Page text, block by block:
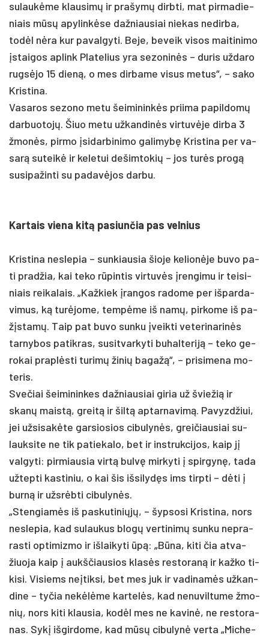
su­laukė­me klau­simų ir pra­šymų dirb­ti, mat pir­ma­die­
niais mūsų apy­linkė­se daž­niau­siai nie­kas ne­dir­ba,
todėl nėra kur pa­val­gy­ti. Be­je, be­veik vi­sos mai­ti­ni­mo
įstai­gos ap­link Pla­te­lius yra se­zo­ninės – du­ris už­da­ro
rugsė­jo 15 dieną, o mes dir­ba­me vi­sus me­tus“, – sa­ko
Kris­ti­na.
Va­sa­ros se­zo­no me­tu šei­mi­ninkės prii­ma pa­pil­domų
dar­buo­tojų. Šiuo me­tu už­kan­dinės vir­tuvė­je dir­ba 3
žmonės, pir­mo įsi­dar­bi­ni­mo ga­li­mybę Kris­ti­na per va­
sarą su­teikė ir ke­le­tui de­šim­to­kių – jos turės pro­gą
su­si­pa­žin­ti su pa­davė­jos dar­bu.
Kar­tais vie­na kitą pa­siun­čia pas vel­nius
Kris­ti­na ne­sle­pia – sun­kiau­sia šio­je ke­lionė­je bu­vo pa­
ti pra­džia, kai te­ko rūpin­tis vir­tuvės įren­gi­mu ir tei­si­
niais rei­ka­lais. „Kaž­kiek įran­gos ra­do­me per iš­par­da­
vi­mus, ką turė­jo­me, tempė­me iš namų, pir­ko­me iš pa­
žįstamų. Taip pat bu­vo sun­ku įveik­ti ve­te­ri­na­rinės
tar­ny­bos pa­tik­ras, su­si­tvar­ky­ti bu­hal­te­riją – te­ko ge­
ro­kai pra­plėsti tu­rimų ži­nių ba­gažą“, – pri­si­me­na mo­
te­ris.
Sve­čiai šei­mi­nin­kes daž­niau­siai gi­ria už švie­žią ir
skanų maistą, greitą ir šiltą ap­tar­na­vimą. Pa­vyzd­žiui,
jei už­si­sakė­te gar­sio­sios ci­bu­lynės, grei­čiau­siai su­
lauk­si­te ne tik pa­tie­ka­lo, bet ir inst­ruk­ci­jos, kaip jį
val­gy­ti: pir­miau­sia virtą bulvę mir­ky­ti į spir­gynę, ta­da
už­tep­ti kas­ti­niu, o kai šis iš­si­lydęs ims tirp­ti – dėti į
burną ir užsrėb­ti ci­bu­lynės.
„Sten­giamės iš pa­sku­ti­niųjų, – šyp­so­si Kris­ti­na, nors
ne­sle­pia, kad su­lau­kus blogų ver­ti­nimų sun­ku ne­pra­
ras­ti op­ti­miz­mo ir iš­lai­ky­ti ūpą: „Būna, ki­ti čia at­va­
žiuo­ja kaip į aukš­čiau­sios klasės res­to­raną ir kaž­ko ti­
ki­si. Vi­siems ne­įtik­si, bet mes juk ir va­di­namės už­kan­
di­ne – ty­čia ne­kėlėme kar­telės, kad ne­nu­vil­tu­me žmo­
nių, nors ki­ti klau­sia, kodėl mes ne ka­vinė, ne res­to­ra­
nas. Sykį iš­gir­do­me, kad mūsų ci­bu­lynė ver­ta „Mi­che­